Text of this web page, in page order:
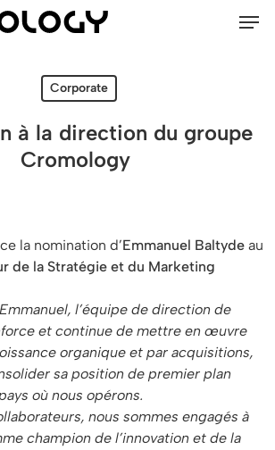
Corporate
à la direction du groupe
Cromology
la nomination d’Emmanuel Baltyde au
de la Stratégie et du Marketing
l’équipe de direction de
et continue de mettre en œuvre
organique et par acquisitions,
sa position de premier plan
où nous opérons.
nous sommes engagés à
champion de l’innovation et de la